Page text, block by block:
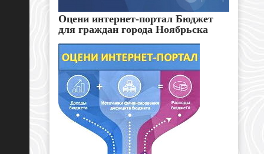
Оцени интернет-портал Бюджет
для граждан города Ноябрьска